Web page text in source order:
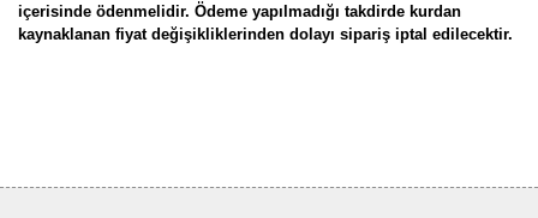
içerisinde ödenmelidir. Ödeme yapılmadığı takdirde kurdan
kaynaklanan fiyat değişikliklerinden dolayı sipariş iptal edilecektir.